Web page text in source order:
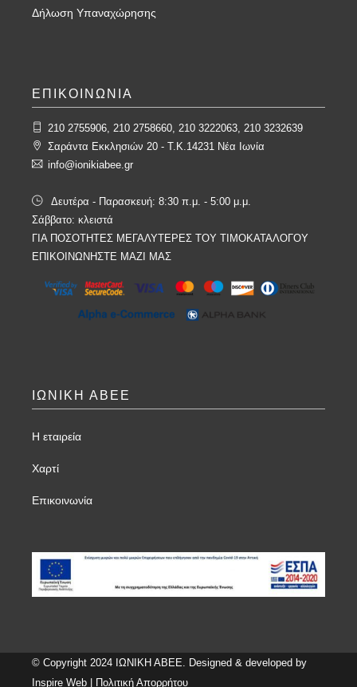
Δήλωση Υπαναχώρησης
ΕΠΙΚΟΙΝΩΝΙΑ
210 2755906, 210 2758660, 210 3222063, 210 3232639
Σαράντα Εκκλησιών 20 - T.K.14231 Νέα Ιωνία
info@ionikiabee.gr
Δευτέρα - Παρασκευή: 8:30 π.μ. - 5:00 μ.μ.
Σάββατο: κλειστά
ΓΙΑ ΠΟΣΟΤΗΤΕΣ ΜΕΓΑΛΥΤΕΡΕΣ ΤΟΥ ΤΙΜΟΚΑΤΑΛΟΓΟΥ
ΕΠΙΚΟΙΝΩΝΗΣΤΕ ΜΑΖΙ ΜΑΣ
ΙΩΝΙΚΗ ΑΒΕΕ
Η εταιρεία
Χαρτί
Επικοινωνία
© Copyright 2024 ΙΩΝΙΚΗ ΑΒΕΕ. Designed & developed by
Inspire Web
Πολιτική Απορρήτου